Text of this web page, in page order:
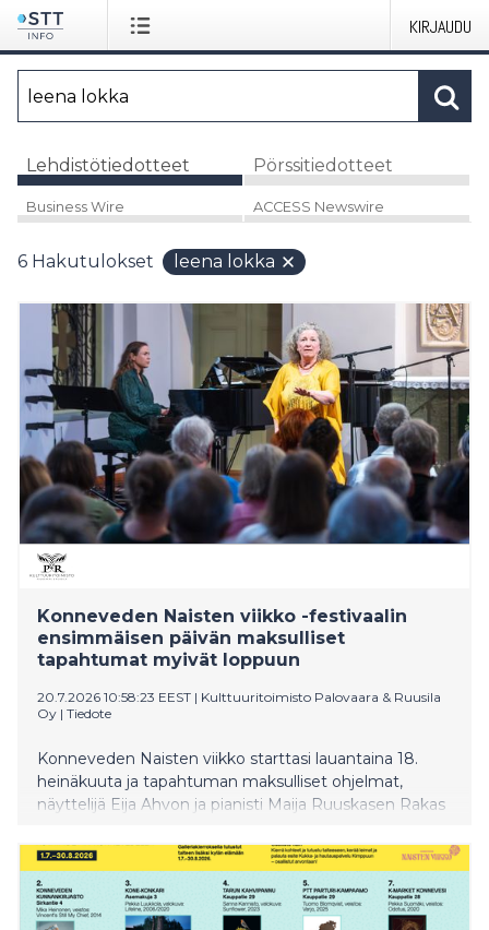
KIRJAUDU
Lehdistötiedotteet Pörssitiedotteet
Business Wire ACCESS Newswire
6 Hakutulokset leena lokka
Konneveden Naisten viikko -festivaalin
ensimmäisen päivän maksulliset
tapahtumat myivät loppuun
20.7.2026 10:58:23 EEST | Kulttuuritoimisto Palovaara & Ruusila
Oy | Tiedote
Konneveden Naisten viikko starttasi lauantaina 18.
heinäkuuta ja tapahtuman maksulliset ohjelmat,
näyttelijä Eija Ahvon ja pianisti Maija Ruuskasen Rakas
kokki Kim Mikkolan loihtimat Myrsky lautasella
Shakespearen tapaan -kattaukset Väentalolla myivät
ääriään myöten täyteen. Festivaali jatkuu tänään
maanantaina päättyen trumpetisti Verneri Pohjolan ja